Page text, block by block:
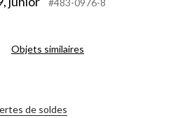
Objets similaires
de soldes